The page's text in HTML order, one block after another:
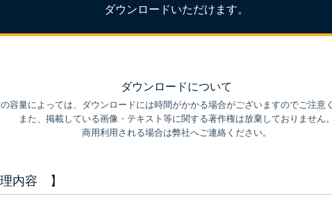
ダウンロードいただけます。
ダウンロードについて
容量によっては、ダウンロードには時間がかかる場合がございますのでご注意く
また、掲載している画像・テキスト等に関する著作権は放棄しておりません。
商用利用される場合は弊社へご連絡ください。
内容 】